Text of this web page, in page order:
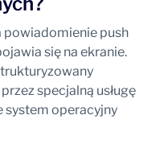
powiadomienie push
się na ekranie.
specjalną usługę
system operacyjny